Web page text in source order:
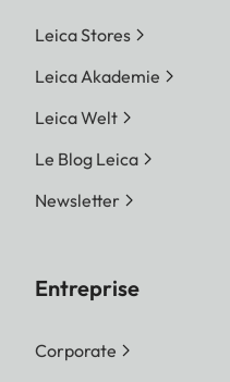
Leica Stores
Leica Akademie
Leica Welt
Le Blog Leica
Newsletter
Entreprise
Corporate